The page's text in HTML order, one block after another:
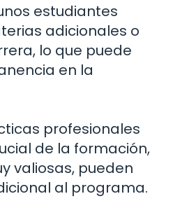
estudiantes
adicionales o
lo que puede
en la
profesionales
de la formación,
valiosas, pueden
al programa.